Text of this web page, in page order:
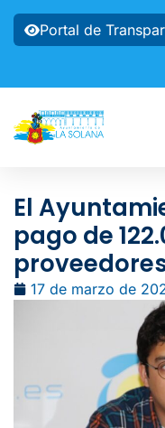
Portal de
El
pago de
17 de marzo de